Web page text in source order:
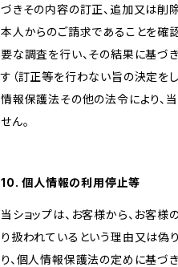
づきその内容の訂正、追加又は削除
本人からのご請求であることを確
要な調査を行い、その結果に基づ
す（訂正等を行わない旨の決定をし
情報保護法その他の法令により、
せん。
10. 個人情報の利用停止等
当ショップは、お客様から、お客
り扱われているという理由又は偽
り、個人情報保護法の定めに基づ